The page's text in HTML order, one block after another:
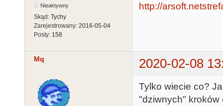
Nieaktywny
Skąd: Tychy
Zarejestrowany: 2016-05-04
Posty: 158
http://
Mq 2020-02-08
Tylko wiecie co?
"dziwnych" kroków